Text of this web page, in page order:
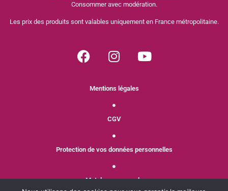
Consommer avec modération.
Les prix des produits sont valables uniquement en France métropolitaine.
Mentions légales
CGV
Protection de vos données personnelles
Mot de passe perdu